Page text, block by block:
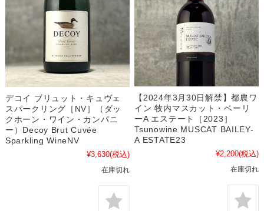
デコイ ブリュット・キュヴェ
スパークリング［NV］（ダッ
クホーン・ワイン・カンパニ
ー）Decoy Brut Cuvée
Sparkling WineNV
¥3,630(税込)
在庫切れ
【2024年3月30日解禁】都農ワ
イン 牧内マスカット・ベーリ
ーA エステート［2023］
Tsunowine MUSCAT BAILEY-
A ESTATE23
¥2,200(税込)
在庫切れ